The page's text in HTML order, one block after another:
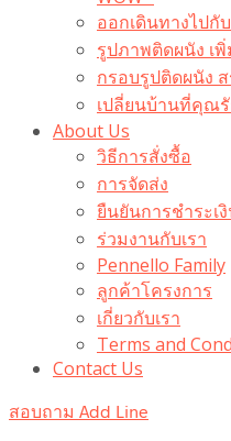
ออกเดินทางไปกั
รูปภาพติดผนัง เ
กรอบรูปติดผนัง
เปลี่ยนบ้านที่คุณ
About Us
วิธีการสั่งซื้อ
การจัดส่ง
ยืนยันการชำระเ
ร่วมงานกับเรา
Pennello Family
ลูกค้าโครงการ
เกี่ยวกับเรา
Terms and
Contact Us
สอบถาม Add Line